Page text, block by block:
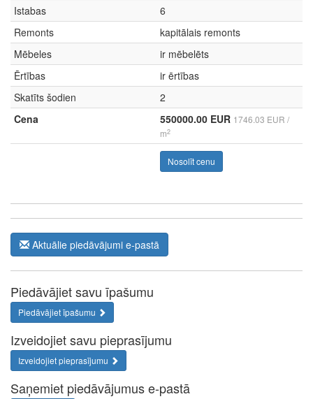
Istabas
6
Remonts
kapitālais remonts
Mēbeles
ir mēbelēts
Ērtības
ir ērtības
Skatīts šodien
2
Cena
550000.00 EUR 1746.03 EUR /
m2
Nosolīt cenu
Aktuālie piedāvājumi e-pastā
Piedāvājiet savu īpašumu
Piedāvājiet īpašumu
Izveidojiet savu pieprasījumu
Izveidojiet pieprasījumu
Saņemiet piedāvājumus e-pastā